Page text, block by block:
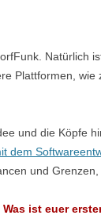
Natürlich
Plattformen, wie
und die Köpfe
dem
und
ist euer